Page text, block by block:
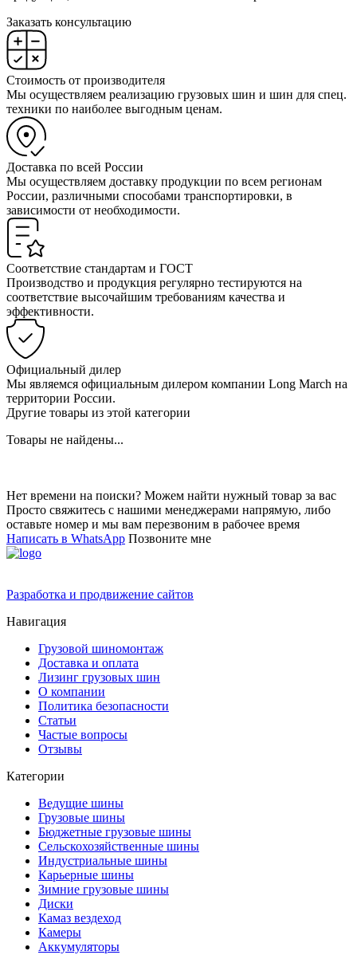
Заказать консультацию
Стоимость от производителя
Мы осуществляем реализацию грузовых шин и шин для спец.
техники по наиболее выгодным ценам.
Доставка по всей России
Мы осуществляем доставку продукции по всем регионам
России, различными способами транспортировки, в
зависимости от необходимости.
Соответствие стандартам и ГОСТ
Производство и продукция регулярно тестируются на
соответствие высочайшим требованиям качества и
эффективности.
Официальный дилер
Мы являемся официальным дилером компании Long March на
территории России.
Другие товары из этой категории
Товары не найдены...
Нет времени на поиски? Можем найти нужный товар за вас
Просто свяжитесь с нашими менеджерами напрямую, либо
оставьте номер и мы вам перезвоним в рабочее время
Написать в WhatsApp Позвоните мне
Разработка и продвижение сайтов
Навигация
Грузовой шиномонтаж
Доставка и оплата
Лизинг грузовых шин
О компании
Политика безопасности
Статьи
Частые вопросы
Отзывы
Категории
Ведущие шины
Грузовые шины
Бюджетные грузовые шины
Сельскохозяйственные шины
Индустриальные шины
Карьерные шины
Зимние грузовые шины
Диски
Камаз вездеход
Камеры
Аккумуляторы